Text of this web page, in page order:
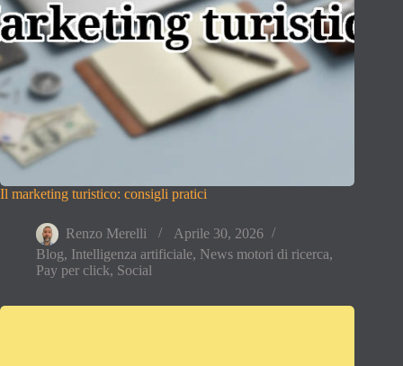
Il marketing turistico: consigli pratici
Renzo Merelli
Aprile 30, 2026
Blog, Intelligenza artificiale, News motori di ricerca,
Pay per click, Social